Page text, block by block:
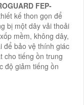
FEP-
kế thon gọn để
bị một dây vải thoải
mềm, không dây,
để bảo vệ thính giác
cho tiếng ồn trung
độ giảm tiếng ồn